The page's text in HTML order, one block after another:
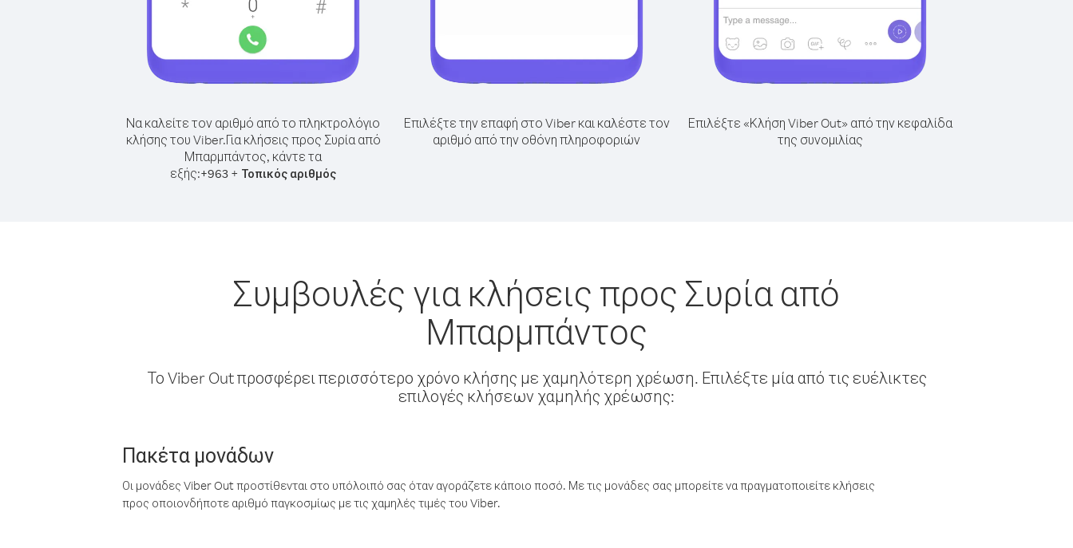
Να καλείτε τον αριθμό από το πληκτρολόγιο
κλήσης του Viber.Για κλήσεις προς Συρία από
Μπαρμπάντος, κάντε τα
εξής:+963 + Τοπικός αριθμός
Επιλέξτε την επαφή στο Viber και καλέστε τον
αριθμό από την οθόνη πληροφοριών
Επιλέξτε «Κλήση Viber Out» από την κεφαλίδα
της συνομιλίας
Συμβουλές για κλήσεις προς Συρία από
Μπαρμπάντος
Το Viber Out προσφέρει περισσότερο χρόνο κλήσης με χαμηλότερη χρέωση. Επιλέξτε μία από τις ευέλικτες
επιλογές κλήσεων χαμηλής χρέωσης:
Πακέτα μονάδων
Οι μονάδες Viber Out προστίθενται στο υπόλοιπό σας όταν αγοράζετε κάποιο ποσό. Με τις μονάδες σας μπορείτε να πραγματοποιείτε κλήσεις
προς οποιονδήποτε αριθμό παγκοσμίως με τις χαμηλές τιμές του Viber.